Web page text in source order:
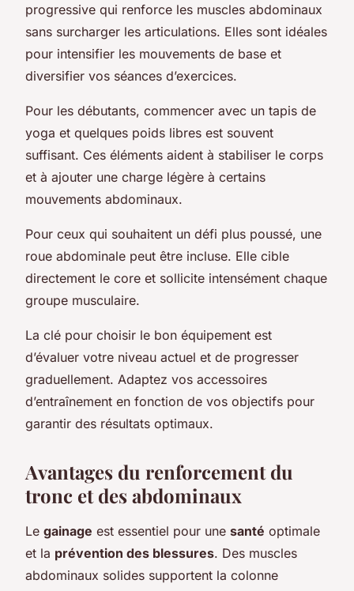
progressive qui renforce les muscles abdominaux
sans surcharger les articulations. Elles sont idéales
pour intensifier les mouvements de base et
diversifier vos séances d’exercices.
Pour les débutants, commencer avec un tapis de
yoga et quelques poids libres est souvent
suffisant. Ces éléments aident à stabiliser le corps
et à ajouter une charge légère à certains
mouvements abdominaux.
Pour ceux qui souhaitent un défi plus poussé, une
roue abdominale peut être incluse. Elle cible
directement le core et sollicite intensément chaque
groupe musculaire.
La clé pour choisir le bon équipement est
d’évaluer votre niveau actuel et de progresser
graduellement. Adaptez vos accessoires
d’entraînement en fonction de vos objectifs pour
garantir des résultats optimaux.
Avantages du renforcement du
tronc et des abdominaux
Le gainage est essentiel pour une santé optimale
et la prévention des blessures. Des muscles
abdominaux solides supportent la colonne